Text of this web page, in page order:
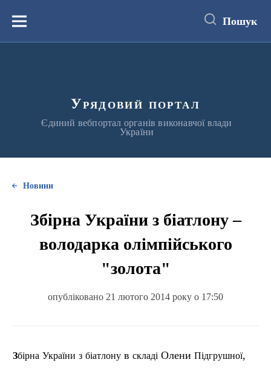
вмістуМеню Пошук
Урядовий портал
Єдиний вебпортал органів виконавчої влади
України
Новини
Збірна України з біатлону –
володарка олімпійського
"золота"
опубліковано 21 лютого 2014 року о 17:50
Збірна України з біатлону в складі Олени Підгрушної,